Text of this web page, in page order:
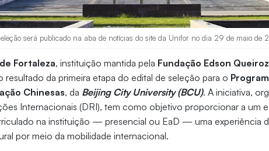
será publicado na aba de notícias do site da Unifor no dia 29 de maio de
Fortaleza, instituição mantida pela Fundação Edson Queiroz
resultado da primeira etapa do edital de seleção para o
Chinesas, da Beijing City University (BCU). A iniciativa,
Internacionais (DRI), tem como objetivo proporcionar a um
na instituição — presencial ou EaD — uma experiência
por meio da mobilidade internacional.